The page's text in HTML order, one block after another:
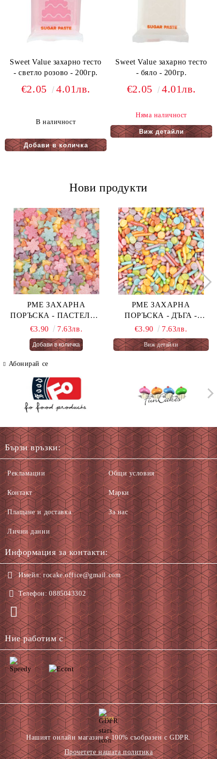
Sweet Value захарно тесто
- светло розово - 200гр.
€2.05 4.01лв.
В наличност
Sweet Value захарно тесто
- бяло - 200гр.
€2.05 4.01лв.
Няма наличност
Виж детайли
Нови продукти
PME ЗАХАРНА
ПОРЪСКА - ПАСТЕЛНА
ОГНЕНА ТОРТА -
PASTEL FAIRY CAKES
66 гр.
€3.90 7.63лв.
PME ЗАХАРНА
ПОРЪСКА - ДЪГА -
€3.90 7.63лв.
Виж детайли
Абонирай се
Бързи връзки:
Рекламации
Контакт
Плащане и доставка
Лични данни
Общи условия
Марки
За нас
Информация за контакти:
Имейл: rocake.office@gmail.com
Телефон: 0885043302
Ние работим с
GDPR
Нашият онлайн магазин е 100% съобразен с GDPR.
Прочетете нашата политика